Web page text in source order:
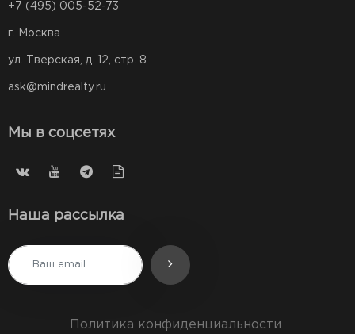
+7 (495) 005-52-73
г. Москва
ул. Тверская, д. 12, стр. 8
ask@mindrealty.ru
Мы в соцсетях
Наша рассылка
Политика конфиденциальности